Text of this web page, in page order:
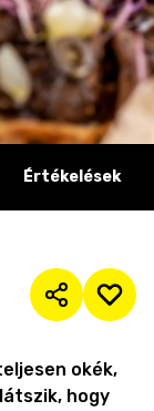
Értékelések
okék,
hogy